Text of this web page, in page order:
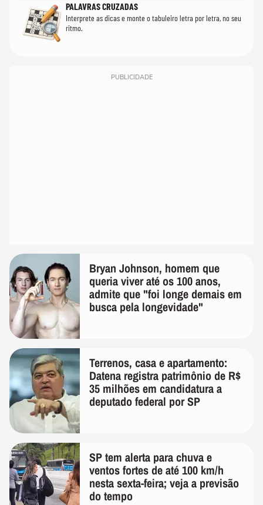
PALAVRAS CRUZADAS
Interprete as dicas e monte o tabuleiro letra por letra, no seu
ritmo.
PUBLICIDADE
Bryan Johnson, homem que
queria viver até os 100 anos,
admite que "foi longe demais em
busca pela longevidade"
Terrenos, casa e apartamento:
Datena registra patrimônio de R$
35 milhões em candidatura a
deputado federal por SP
SP tem alerta para chuva e
ventos fortes de até 100 km/h
nesta sexta-feira; veja a previsão
do tempo